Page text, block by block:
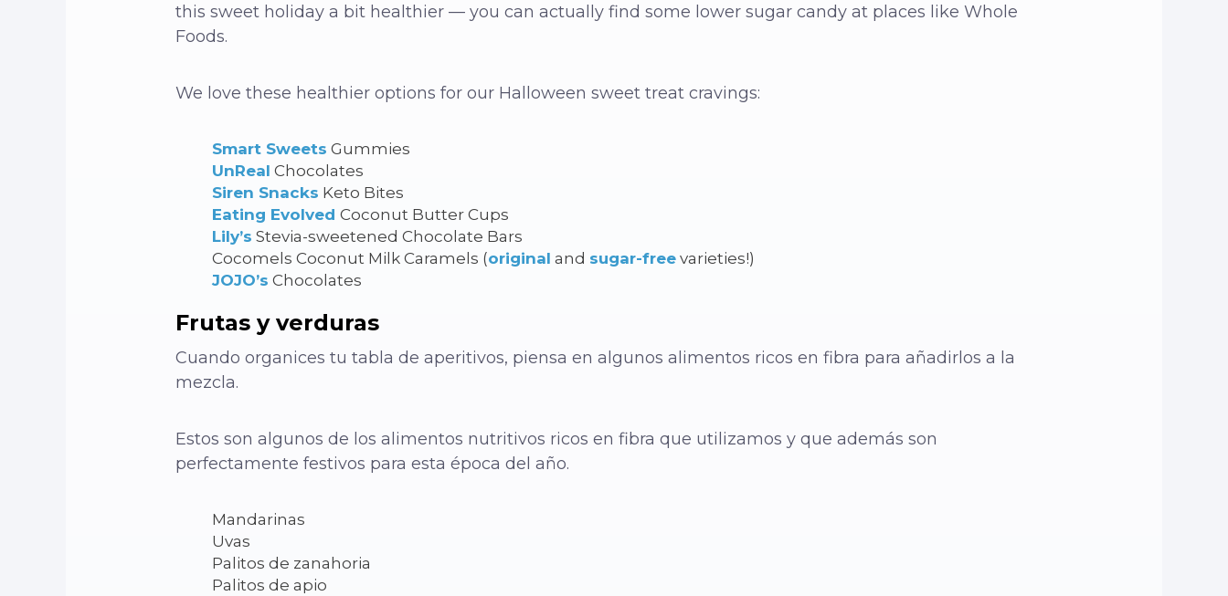
this sweet holiday a bit healthier — you can actually find some lower sugar candy at places like Whole
Foods.
We love these healthier options for our Halloween sweet treat cravings:
Smart Sweets Gummies
UnReal Chocolates
Siren Snacks Keto Bites
Eating Evolved Coconut Butter Cups
Lily’s Stevia-sweetened Chocolate Bars
Cocomels Coconut Milk Caramels (original and sugar-free varieties!)
JOJO’s Chocolates
Frutas y verduras
Cuando organices tu tabla de aperitivos, piensa en algunos alimentos ricos en fibra para añadirlos a la
mezcla.
Estos son algunos de los alimentos nutritivos ricos en fibra que utilizamos y que además son
perfectamente festivos para esta época del año.
Mandarinas
Uvas
Palitos de zanahoria
Palitos de apio